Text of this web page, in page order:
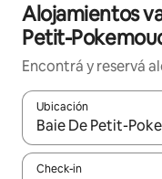
Alojamientos
Petit-
Encontrá y reservá
Ubicación
Cuando los
Check-in